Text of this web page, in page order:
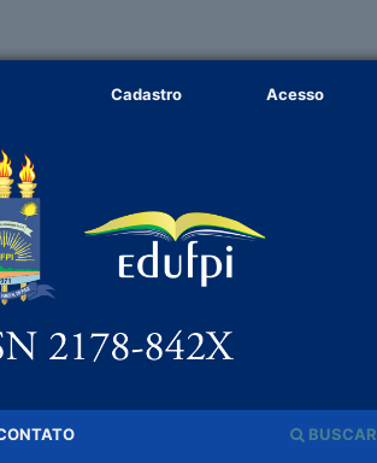
BUSCAR
Cadastro Acesso